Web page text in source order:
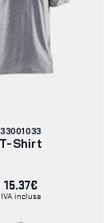
Codice
articolo:
33001033
T-Shirt
15.37€
IVA inclusa